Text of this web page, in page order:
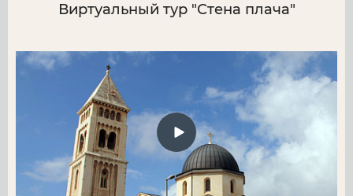
Виртуальный тур "Стена плача"